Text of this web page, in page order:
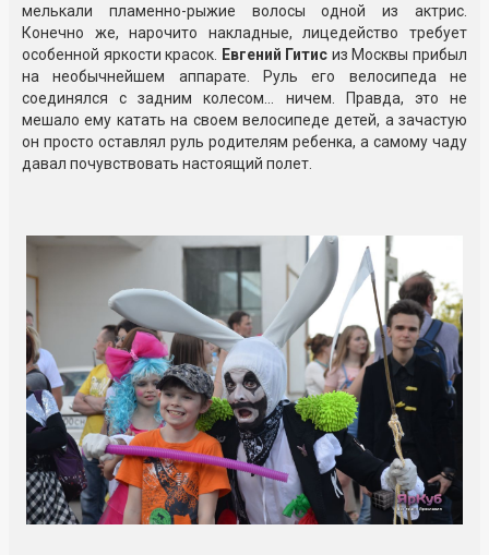
мелькали пламенно-рыжие волосы одной из актрис.
Конечно же, нарочито накладные, лицедейство требует
особенной яркости красок.
Евгений Гитис из Москвы прибыл
на необычнейшем аппарате. Руль его велосипеда не
соединялся с задним колесом… ничем. Правда, это не
мешало ему катать на своем велосипеде детей, а зачастую
он просто оставлял руль родителям ребенка, а самому чаду
давал почувствовать настоящий полет.